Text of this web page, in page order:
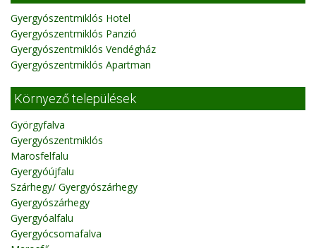
Gyergyószentmiklós Hotel
Gyergyószentmiklós Panzió
Gyergyószentmiklós Vendégház
Gyergyószentmiklós Apartman
Környező települések
Györgyfalva
Gyergyószentmiklós
Marosfelfalu
Gyergyóújfalu
Szárhegy/ Gyergyószárhegy
Gyergyószárhegy
Gyergyóalfalu
Gyergyócsomafalva